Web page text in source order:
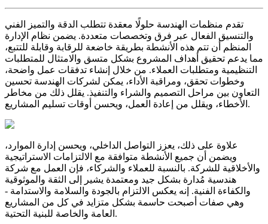
تقدم منظمات الهندسة حلولًا معقدة تتطلب الدقة والتميز الفني
والتنسيق الفعال عبر فرق وتخصصات متعددة. يضمن نظام الإدارة
المنظم أن تتم هذه الأنشطة بطريقة خاضعة للرقابة وقابلة للتتبع،
مما يدعم تحقيق أهداف المشروع بشكل متسق والامتثال للمتطلبات
التنظيمية ومتطلبات العملاء. من خلال إنشاء تدفقات عمل واضحة،
وخطوات تحقق، ومراقبة الأداء، يمكن لشركات الهندسة تحسين
التعاون بين مراحل التصميم والشراء والتنفيذ. يقلل ذلك من مخاطر
الأخطاء، ويقلل من إعادة العمل، ويحسن أوقات تسليم المشاريع.
علاوة على ذلك، يعزز التواصل الداخلي، ويحسن إدارة الموارد،
ويضمن أن جميع الأنشطة متوافقة مع الالتزامات الاستراتيجية
والأخلاقية للشركة. بالنسبة للعملاء والشركاء، فإن العمل مع شركة
هندسية مُدارة بشكل جيد ومعتمدة يشير إلى الثقة والموثوقية
والكفاءة الفنية. إنه يعكس الالتزام بالجودة والسلامة والاستدامة -
وهي صفات أصبحت حاسمة بشكل متزايد في كل من المشاريع
العامة والخاصة للبنية التحتية.